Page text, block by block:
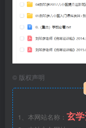
© 版权声明
1、本网站名称： 玄